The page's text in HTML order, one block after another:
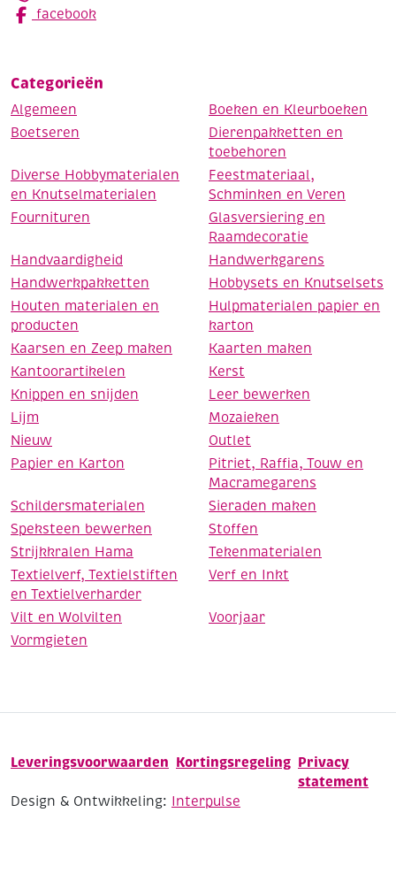
facebook
Categorieën
Algemeen
Boeken en Kleurboeken
Boetseren
Dierenpakketten en
toebehoren
Diverse Hobbymaterialen
en Knutselmaterialen
Feestmateriaal,
Schminken en Veren
Fournituren
Glasversiering en
Raamdecoratie
Handvaardigheid
Handwerkgarens
Handwerkpakketten
Hobbysets en Knutselsets
Houten materialen en
producten
Hulpmaterialen papier en
karton
Kaarsen en Zeep maken
Kaarten maken
Kantoorartikelen
Kerst
Knippen en snijden
Leer bewerken
Lijm
Mozaieken
Nieuw
Outlet
Papier en Karton
Pitriet, Raffia, Touw en
Macramegarens
Schildersmaterialen
Sieraden maken
Speksteen bewerken
Stoffen
Strijkkralen Hama
Tekenmaterialen
Textielverf, Textielstiften
en Textielverharder
Verf en Inkt
Vilt en Wolvilten
Voorjaar
Vormgieten
Leveringsvoorwaarden Kortingsregeling Privacy
statement
Design & Ontwikkeling: Interpulse